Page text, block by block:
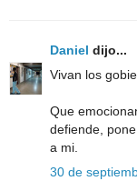
Daniel dijo...
Vivan los
Que
defiende,
a mi.
30 de